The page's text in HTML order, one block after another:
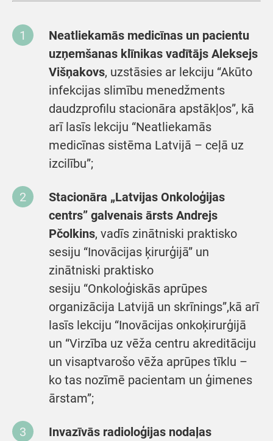
Neatliekamās medicīnas un pacientu
uzņemšanas klīnikas vadītājs Aleksejs
Višņakovs, uzstāsies ar lekciju “Akūto
infekcijas slimību menedžments
daudzprofilu stacionāra apstākļos”, kā
arī lasīs lekciju “Neatliekamās
medicīnas sistēma Latvijā – ceļā uz
izcilību”;
Stacionāra „Latvijas Onkoloģijas
centrs” galvenais ārsts Andrejs
Pčolkins, vadīs zinātniski praktisko
sesiju “Inovācijas ķirurģijā” un
zinātniski praktisko
sesiju “Onkoloģiskās aprūpes
organizācija Latvijā un skrīnings”,kā arī
lasīs lekciju “Inovācijas onkoķirurģijā
un “Virzība uz vēža centru akreditāciju
un visaptvarošo vēža aprūpes tīklu –
ko tas nozīmē pacientam un ģimenes
ārstam”;
Invazīvās radioloģijas nodaļas